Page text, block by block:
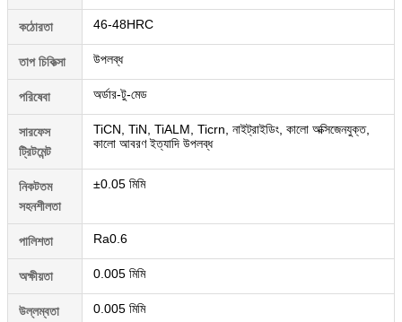
কঠোরতা 46-48HRC
তাপ চিকিত্সা উপলব্ধ
পরিষেবা অর্ডার-টু-মেড
সারফেস
ট্রিটমেন্ট
TiCN, TiN, TiALM, Ticrn, নাইট্রাইডিং, কালো অক্সিজেনযুক্ত,
কালো আবরণ ইত্যাদি উপলব্ধ
নিকটতম
সহনশীলতা
±0.05 মিমি
পালিশতা Ra0.6
অক্ষীয়তা 0.005 মিমি
উল্লম্বতা 0.005 মিমি